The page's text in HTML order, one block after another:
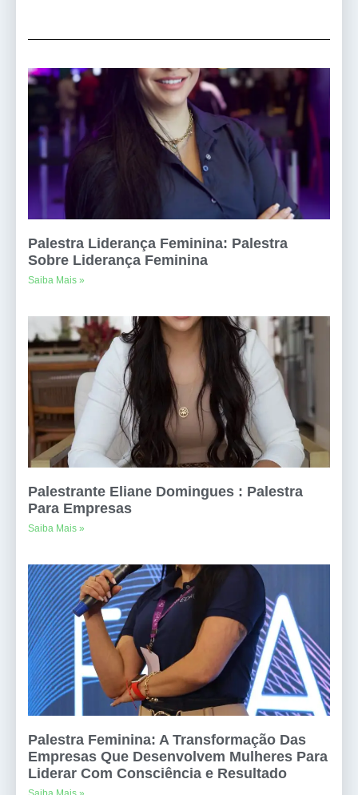
Palestra Liderança Feminina: Palestra
Sobre Liderança Feminina
Saiba Mais »
Palestrante Eliane Domingues : Palestra
Para Empresas
Saiba Mais »
Palestra Feminina: A Transformação Das
Empresas Que Desenvolvem Mulheres Para
Liderar Com Consciência e Resultado